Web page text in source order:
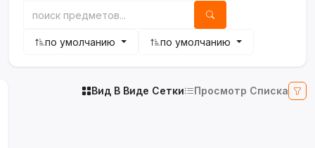
по умолчанию по умолчанию
Вид В Виде Сетки Просмотр Списка